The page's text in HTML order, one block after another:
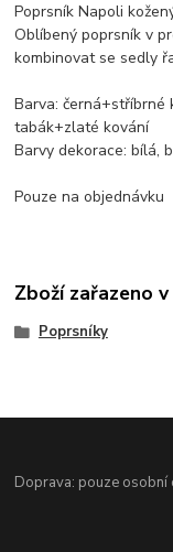
Poprsník Napoli
Oblíbený poprsník v
kombinovat se sedly
Barva: černá+stříbrné
tabák+zlaté kování
Barvy dekorace: bílá,
Pouze na objednávku
Zboží zařazeno
Poprsníky
Doprava: pouze